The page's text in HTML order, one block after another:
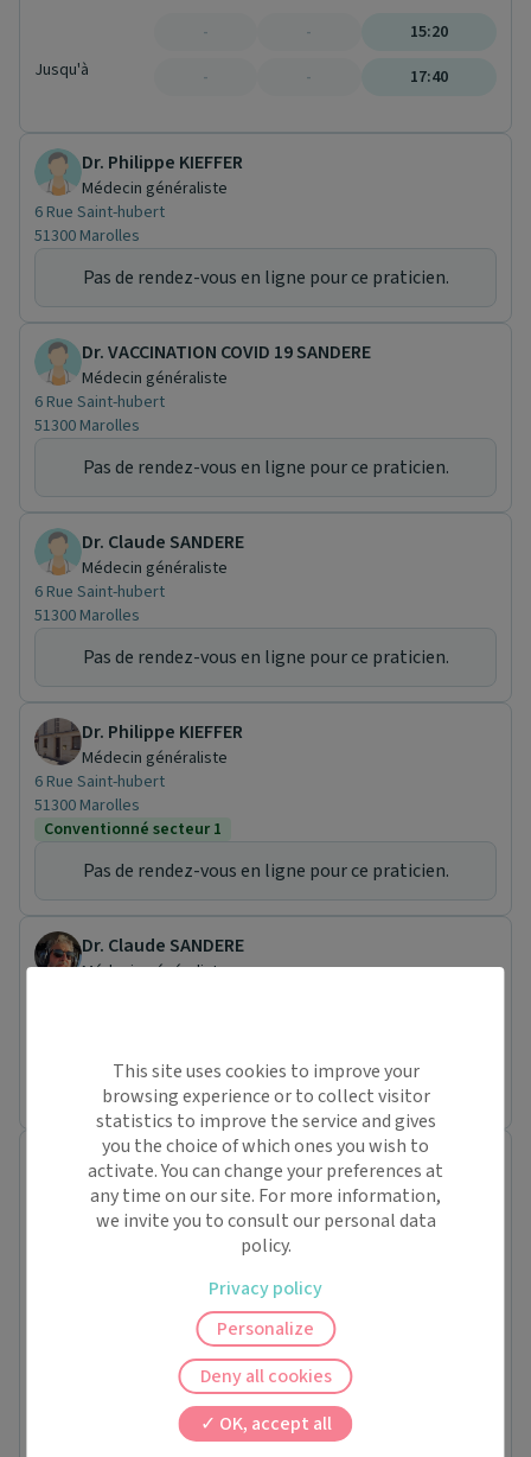
Jusqu'à
-
-
-
-
15:20
17:40
Dr. Philippe KIEFFER
Médecin généraliste
6 Rue Saint-hubert
51300 Marolles
Pas de rendez-vous en ligne pour ce praticien.
Dr. VACCINATION COVID 19 SANDERE
Médecin généraliste
6 Rue Saint-hubert
51300 Marolles
Pas de rendez-vous en ligne pour ce praticien.
Dr. Claude SANDERE
Médecin généraliste
6 Rue Saint-hubert
51300 Marolles
Pas de rendez-vous en ligne pour ce praticien.
Dr. Philippe KIEFFER
Médecin généraliste
6 Rue Saint-hubert
51300 Marolles
Conventionné secteur 1
Pas de rendez-vous en ligne pour ce praticien.
Dr. Claude SANDERE
Médecin généraliste
Pas de rendez-vous en ligne pour ce praticien.
Dr. Antoine GUINOISEAU
Médecin généraliste
1 BIS RUE PAUL CEZANNE
52100 Saint-Dizier
Sam.
08/08
Dim.
09/08
Lun.
10/08
-
-
This site uses cookies to improve your
browsing experience or to collect visitor
statistics to improve the service and gives
you the choice of which ones you wish to
activate. You can change your preferences at
any time on our site. For more information,
we invite you to consult our personal data
policy.
OK, accept all
Deny all cookies
Personalize
Privacy policy